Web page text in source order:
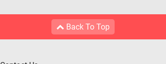
Back To Top